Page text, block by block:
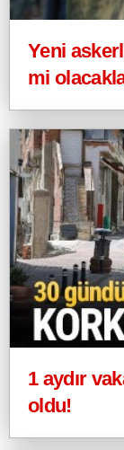
Yeni
mi
1 aydır
oldu!